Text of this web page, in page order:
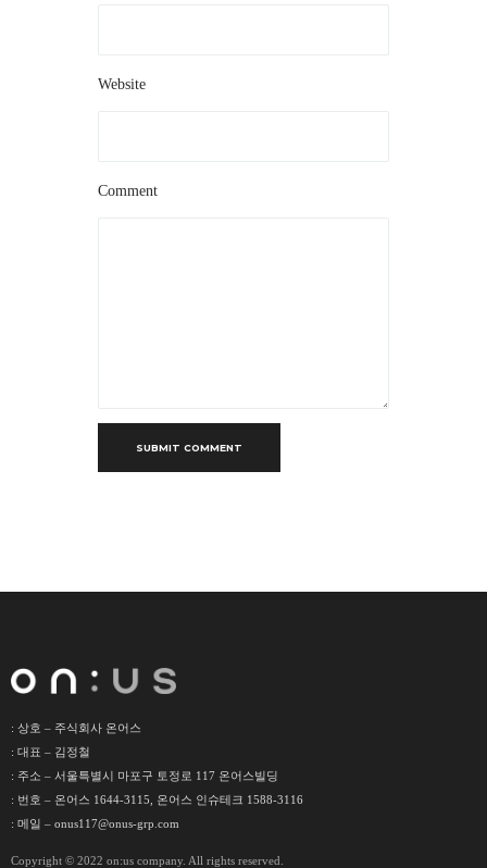
Website
Comment
SUBMIT COMMENT
: 상호 – 주식회사 온어스
: 대표 – 김정철
: 주소 – 서울특별시 마포구 토정로 117 온어스빌딩
: 번호 – 온어스 1644-3115, 온어스 인슈테크 1588-3116
: 메일 – onus117@onus-grp.com
Copyright © 2022 on:us company. All rights reserved.